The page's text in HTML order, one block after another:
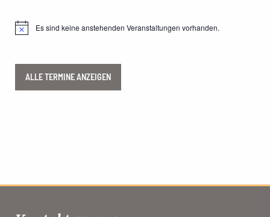
HinweisEs sind keine anstehenden Veranstaltungen vorhanden.
ALLE TERMINE ANZEIGEN